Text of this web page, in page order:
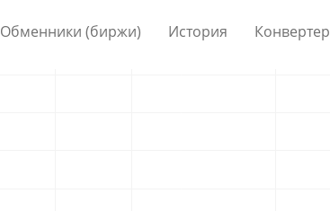
Обменники (биржи) История Конвертер